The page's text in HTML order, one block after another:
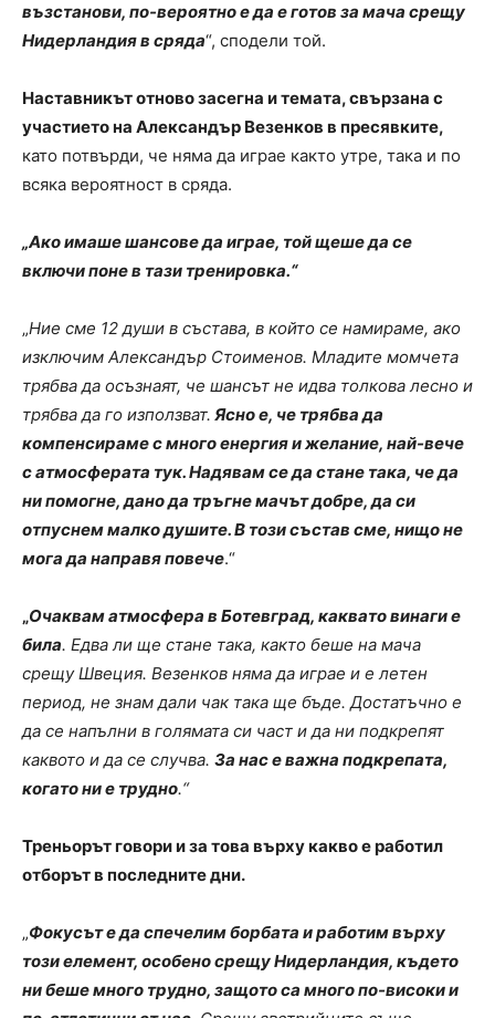
възстанови, по-вероятно е да е готов за мача срещу
Нидерландия в сряда“, сподели той.
Наставникът отново засегна и темата, свързана с
участието на Александър Везенков в пресявките,
като потвърди, че няма да играе както утре, така и по
всяка вероятност в сряда.
„Ако имаше шансове да играе, той щеше да се
включи поне в тази тренировка.“
„Ние сме 12 души в състава, в който се намираме, ако
изключим Александър Стоименов. Младите момчета
трябва да осъзнаят, че шансът не идва толкова лесно и
трябва да го използват. Ясно е, че трябва да
компенсираме с много енергия и желание, най-вече
с атмосферата тук. Надявам се да стане така, че да
ни помогне, дано да тръгне мачът добре, да си
отпуснем малко душите. В този състав сме, нищо не
мога да направя повече.“
„Очаквам атмосфера в Ботевград, каквато винаги е
била. Едва ли ще стане така, както беше на мача
срещу Швеция. Везенков няма да играе и е летен
период, не знам дали чак така ще бъде. Достатъчно е
да се напълни в голямата си част и да ни подкрепят
каквото и да се случва. За нас е важна подкрепата,
когато ни е трудно.“
Треньорът говори и за това върху какво е работил
отборът в последните дни.
„Фокусът е да спечелим борбата и работим върху
този елемент, особено срещу Нидерландия, където
ни беше много трудно, защото са много по-високи и